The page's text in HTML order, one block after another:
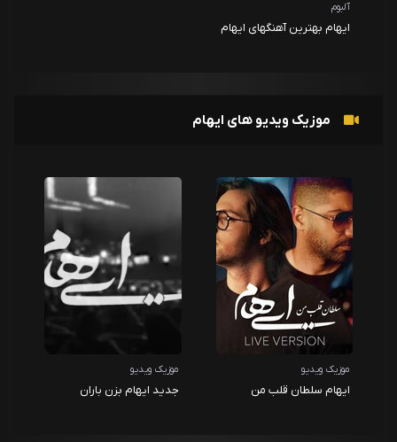
آلبوم
ایهام بهترین آهنگهای ایهام
موزیک ویدیو های ایهام
موزیک ویدیو
ایهام سلطان قلب من
موزیک ویدیو
جدید ایهام بزن باران